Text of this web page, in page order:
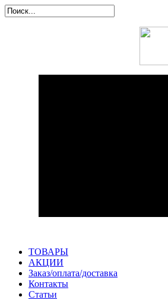
ТОВАРЫ
АКЦИИ
Заказ/оплата/доставка
Контакты
Статьи